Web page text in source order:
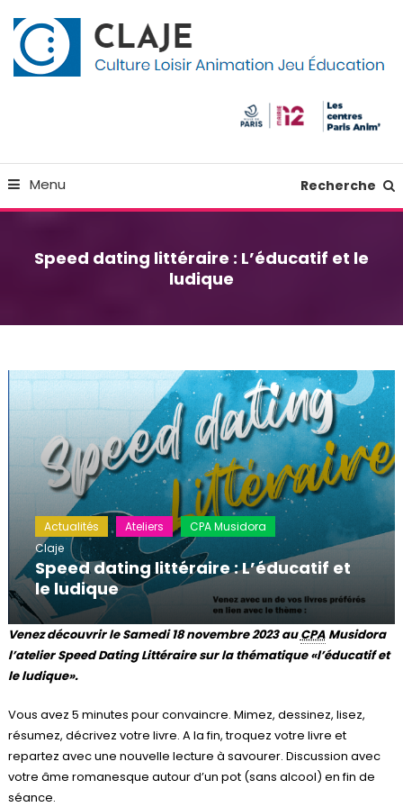
To
Content
Menu Recherche
Speed dating littéraire : L’éducatif et le
ludique
Actualités Ateliers
CPA Musidora
Claje
Speed dating littéraire : L’éducatif et
le ludique
Venez découvrir le Samedi 18 novembre 2023 auCPAMusidora
l’atelier Speed Dating Littéraire sur la thématique «l’éducatif et
le ludique».
Vous avez 5 minutes pour convaincre. Mimez, dessinez, lisez,
résumez, décrivez votre livre. A la fin, troquez votre livre et
repartez avec une nouvelle lecture à savourer. Discussion avec
votre âme romanesque autour d’un pot (sans alcool) en fin de
séance.